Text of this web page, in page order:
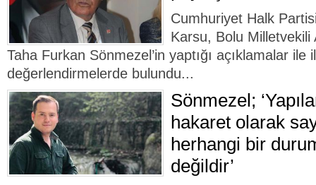
Cumhuriyet Halk
Karsu, Bolu Milletvekili
Taha Furkan Sönmezel’in yaptığı açıklamalar ile
değerlendirmelerde bulundu...
Sönmezel;
hakaret olarak
herhangi bir
değildir’